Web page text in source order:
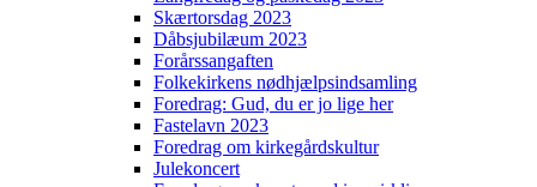
Skærtorsdag 2023
Dåbsjubilæum 2023
Forårssangaften
Folkekirkens nødhjælpsindsamling
Foredrag: Gud, du er jo lige her
Fastelavn 2023
Foredrag om kirkegårdskultur
Julekoncert